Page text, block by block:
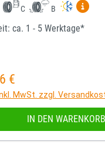
C B
ca. 1 - 5 Werktage*
Preis:
€
MwSt. zzgl.
IN DEN WARENKORB